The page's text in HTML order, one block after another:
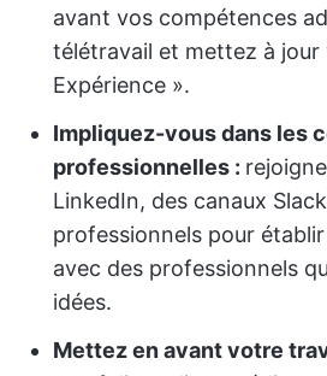
avant vos compétences
télétravail et mettez à
Expérience ».
Impliquez-vous dans les
professionnelles :
LinkedIn, des canaux
professionnels pour
avec des professionnels
idées.
Mettez en avant votre